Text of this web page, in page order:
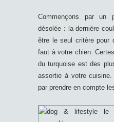
Commençons par un
désolée : la dernière
être le seul critère pour
faut à votre chien.
du turquoise est des
assortie à votre cuisine.
par prendre en compte